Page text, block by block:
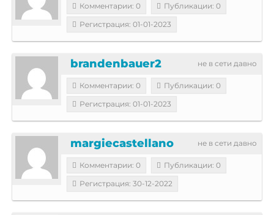
Комментарии: 0
Публикации: 0
Регистрация: 01-01-2023
не в сети давно
brandenbauer2
Комментарии: 0
Публикации: 0
Регистрация: 01-01-2023
не в сети давно
margiecastellano
Комментарии: 0
Публикации: 0
Регистрация: 30-12-2022